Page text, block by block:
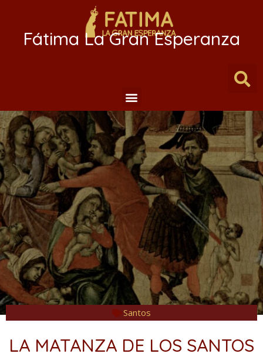
Fátima La Gran Esperanza
Santos
LA MATANZA DE LOS SANTOS